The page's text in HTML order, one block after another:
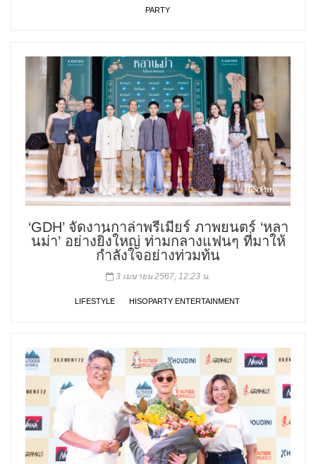
PARTY
‘GDH’ จัดงานกาล่าพรีเมียร์ ภาพยนตร์ ‘หลา
นม่า’ อย่างยิ่งใหญ่ ท่ามกลางแฟนๆ ที่มาให้
กำลังใจอย่างท่วมท้น
3 เมษายน 2567, 12:23 น.
LIFESTYLE HISOPARTY ENTERTAINMENT